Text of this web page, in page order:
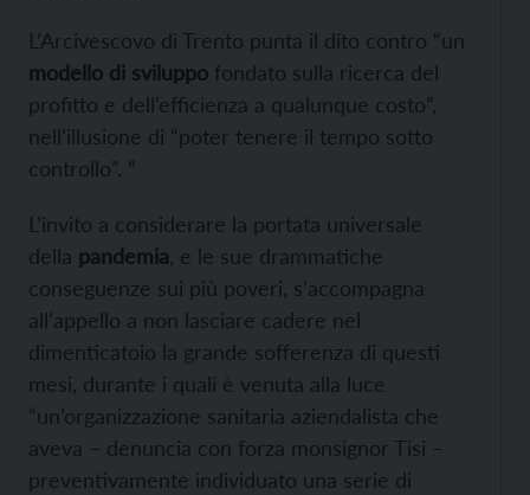
L’Arcivescovo di Trento punta il dito contro “un
modello di sviluppo fondato sulla ricerca del
profitto e dell’efficienza a qualunque costo”,
nell’illusione di “poter tenere il tempo sotto
controllo”. “
L’invito a considerare la portata universale
della pandemia , e le sue drammatiche
conseguenze sui più poveri, s’accompagna
all’appello a non lasciare cadere nel
dimenticatoio la grande sofferenza di questi
mesi, durante i quali è venuta alla luce
“un’organizzazione sanitaria aziendalista che
aveva – denuncia con forza monsignor Tisi –
preventivamente individuato una serie di